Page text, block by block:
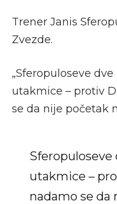
Trener Janis
Zvezde.
„Sferopuloseve
utakmice – protiv
se da nije početak
utakmice –
nadamo se da